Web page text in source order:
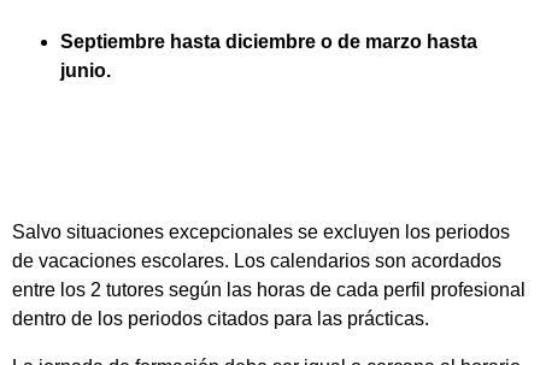
Septiembre hasta diciembre o de marzo hasta
junio.
Salvo situaciones excepcionales se excluyen los periodos
de vacaciones escolares. Los calendarios son acordados
entre los 2 tutores según las horas de cada perfil profesional
dentro de los periodos citados para las prácticas.